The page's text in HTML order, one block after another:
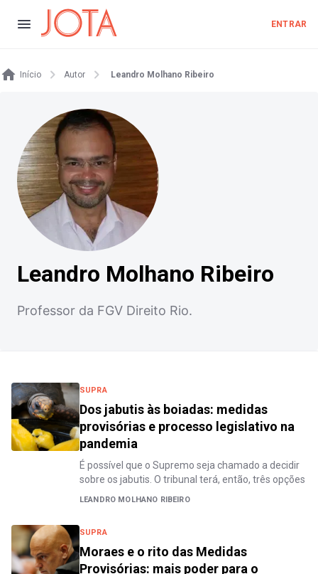
ENTRAR
Início Autor Leandro Molhano Ribeiro
Leandro Molhano Ribeiro
Professor da FGV Direito Rio.
SUPRA
Dos jabutis às boiadas: medidas
provisórias e processo legislativo na
pandemia
É possível que o Supremo seja chamado a decidir
sobre os jabutis. O tribunal terá, então, três opções
LEANDRO MOLHANO RIBEIRO
SUPRA
Moraes e o rito das Medidas
Provisórias: mais poder para o